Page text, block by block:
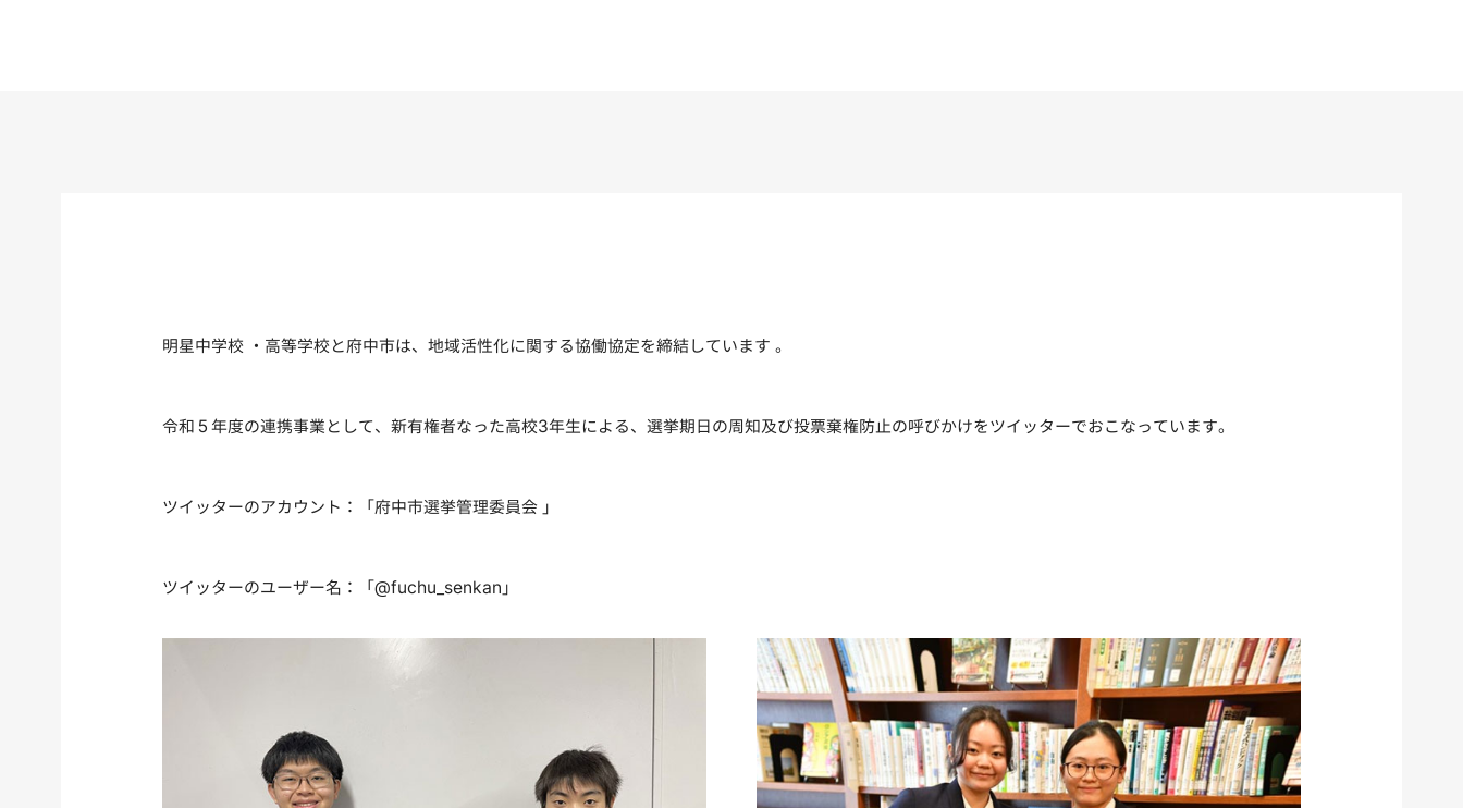
明星中学校 ・高等学校と府中市は、地域活性化に関する協働協定を締結しています 。
令和５年度の連携事業として、新有権者なった高校3年生による、選挙期日の周知及び投票棄権防止の呼びかけをツイッターでおこなっています。
ツイッターのアカウント：「府中市選挙管理委員会 」
ツイッターのユーザー名：「@fuchu_senkan」